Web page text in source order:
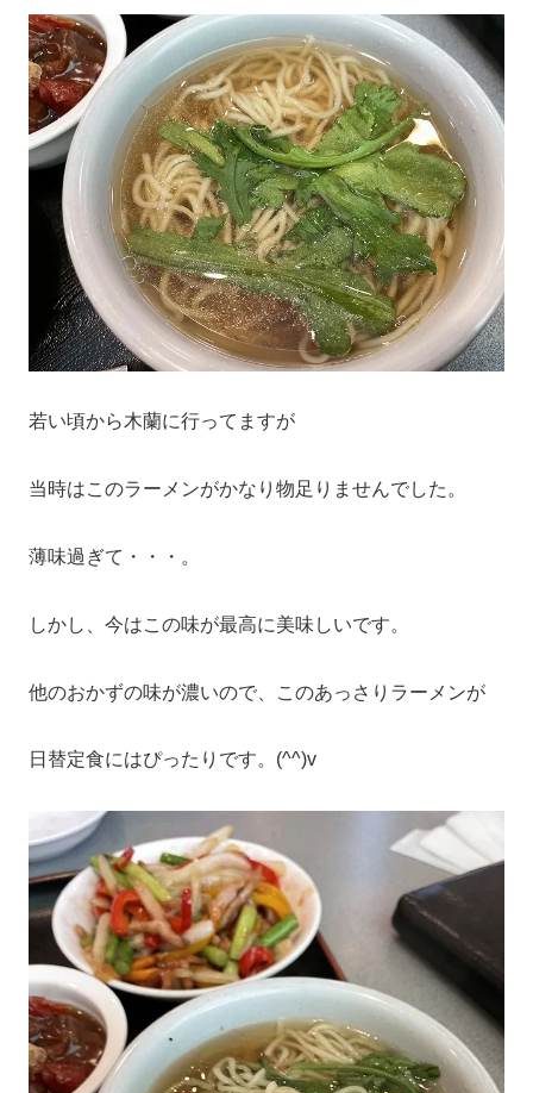
若い頃から木蘭に行ってますが
当時はこのラーメンがかなり物足りませんでした。
薄味過ぎて・・・。
しかし、今はこの味が最高に美味しいです。
他のおかずの味が濃いので、このあっさりラーメンが
日替定食にはぴったりです。(^^)v